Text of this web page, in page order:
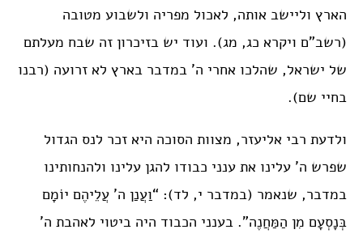
הארץ וליישב אותה, לאכול מפריה ולשבוע מטובה
(רשב”ם ויקרא כג, מג). ועוד יש בזיכרון זה שבח מעלתם
של ישראל, שהלכו אחרי ה’ במדבר בארץ לא זרועה (רבנו
בחיי שם).
ולדעת רבי אליעזר, מצוות הסוכה היא זכר לנס הגדול
שפרש ה’ עלינו את ענני כבודו להגן עלינו ולהנחותינו
במדבר, שנאמר (במדבר י, לד): “וַעֲנַן ה’ עֲלֵיהֶם יוֹמָם
בְּנָסְעָם מִן הַמַּחֲנֶה”. בענני הכבוד היה ביטוי לאהבת ה’